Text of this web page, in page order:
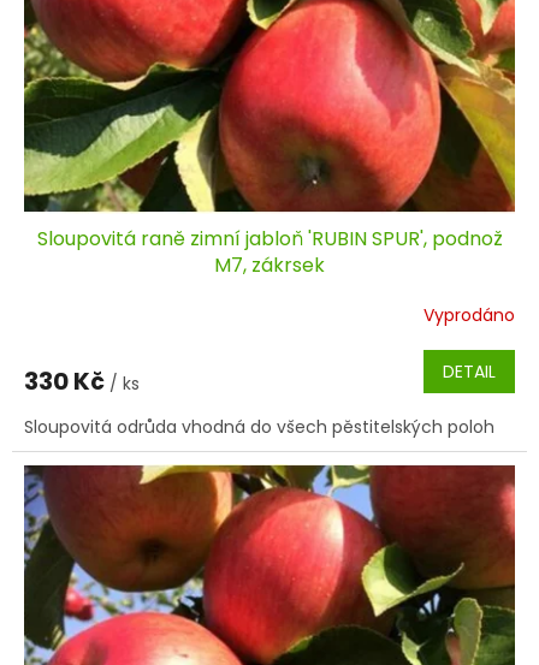
Sloupovitá raně zimní jabloň 'RUBIN SPUR', podnož
M7, zákrsek
Vyprodáno
330 Kč / ks DETAIL
Sloupovitá odrůda vhodná do všech pěstitelských poloh